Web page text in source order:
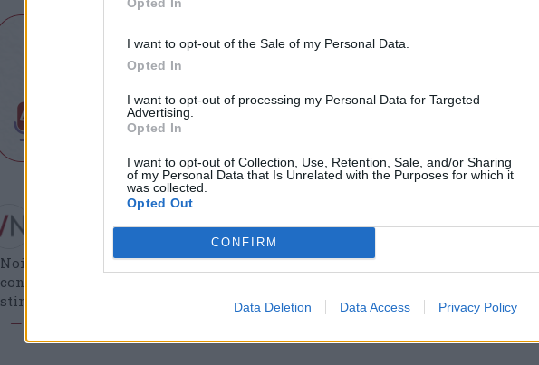
I want to opt-out of the Sale of my Personal Data.
Opted In
I want to opt-out of processing my Personal Data for Targeted
Advertising.
Opted In
I want to opt-out of Collection, Use, Retention, Sale, and/or Sharing
of my Personal Data that Is Unrelated with the Purposes for which it
was collected.
Opted Out
CONFIRM
Data Deletion Data Access Privacy Policy
diagostoa Materia
Redazione VareseNews
redazione@varesenews.it
Noi della redazione di VareseNews crediamo che una buona informazione
contribuisca a migliorare la vita di tutti. Ogni giorno lavoriamo cercando di
stimolare curiosità e spirito critico.